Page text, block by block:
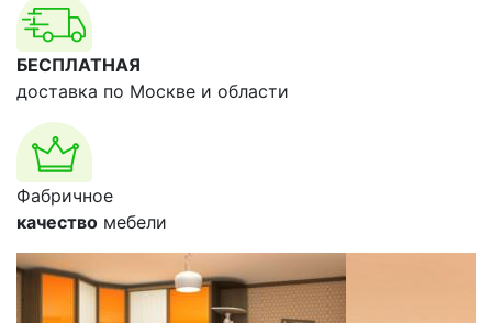
БЕСПЛАТНАЯ
доставка по Москве и области
Фабричное
качество мебели